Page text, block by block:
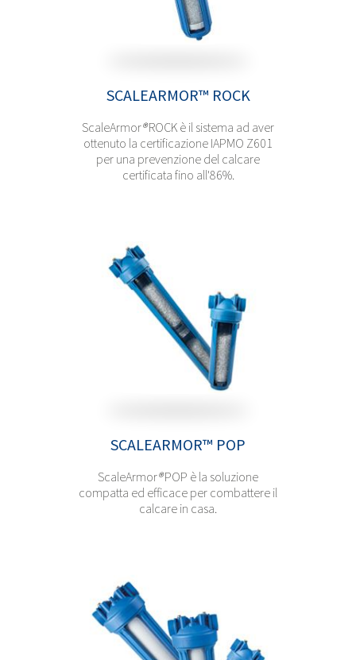
SCALEARMOR™ ROCK
ScaleArmor®ROCK è il sistema ad aver
ottenuto la certificazione IAPMO Z601
per una prevenzione del calcare
certificata fino all'86%.
SCALEARMOR™ POP
ScaleArmor®POP è la soluzione
compatta ed efficace per combattere il
calcare in casa.